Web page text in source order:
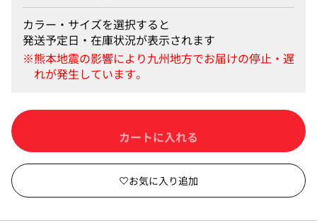
カラー・サイズを選択すると
発送予定日・在庫状況が表示されます
カートに入れる